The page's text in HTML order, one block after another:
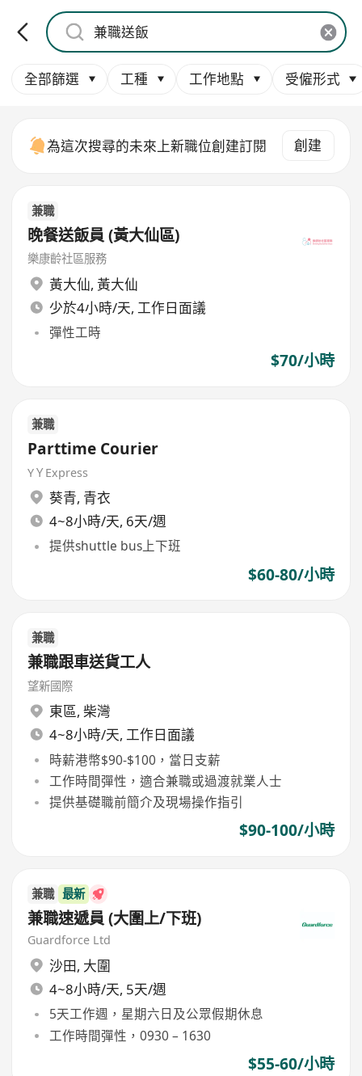
全部篩選 工種 工作地點 受僱形式
為這次搜尋的未來上新職位創建訂閱 創建
兼職
晚餐送飯員 (黃大仙區)
樂康齡社區服務
黃大仙, 黃大仙
少於4小時/天, 工作日面議
彈性工時
$70/小時
兼職
Parttime Courier
YＹExpress
葵青, 青衣
4~8小時/天, 6天/週
提供shuttle bus上下班
$60-80/小時
兼職
兼職跟車送貨工人
望新國際
東區, 柴灣
4~8小時/天, 工作日面議
時薪港幣$90-$100，當日支薪
工作時間彈性，適合兼職或過渡就業人士
提供基礎職前簡介及現場操作指引
$90-100/小時
兼職 最新
兼職速遞員 (大圍上/下班)
Guardforce Ltd
沙田, 大圍
4~8小時/天, 5天/週
5天工作週，星期六日及公眾假期休息
工作時間彈性，0930 – 1630
$55-60/小時